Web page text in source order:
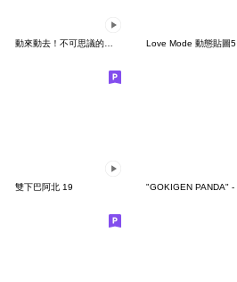
Love Mode 動態貼圖5
雙下巴阿北 19